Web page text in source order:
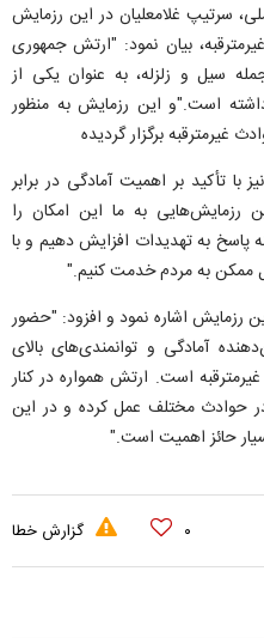
سرتیپ غلامعلیان در این رزمایش
بیان نمود: "ارتش جمهوری
سیل و زلزله، به عنوان یکی از
است."و این رزمایش به منظور
غیرمترقبه برگزار گردیده
با تأکید بر اهمیت آمادگی در برابر
رزمایش‌هایی به ما این امکان را
پاسخ به تهدیدات افزایش دهیم و با
ممکن به مردم خدمت کنیم."
اشاره نمود و افزود: "حضور
آمادگی و توانمندی‌های بالای
است. ارتش همواره در کنار
در حوادث مختلف عمل کرده و در این
حائز اهمیت است."
۰ گزارش خطا